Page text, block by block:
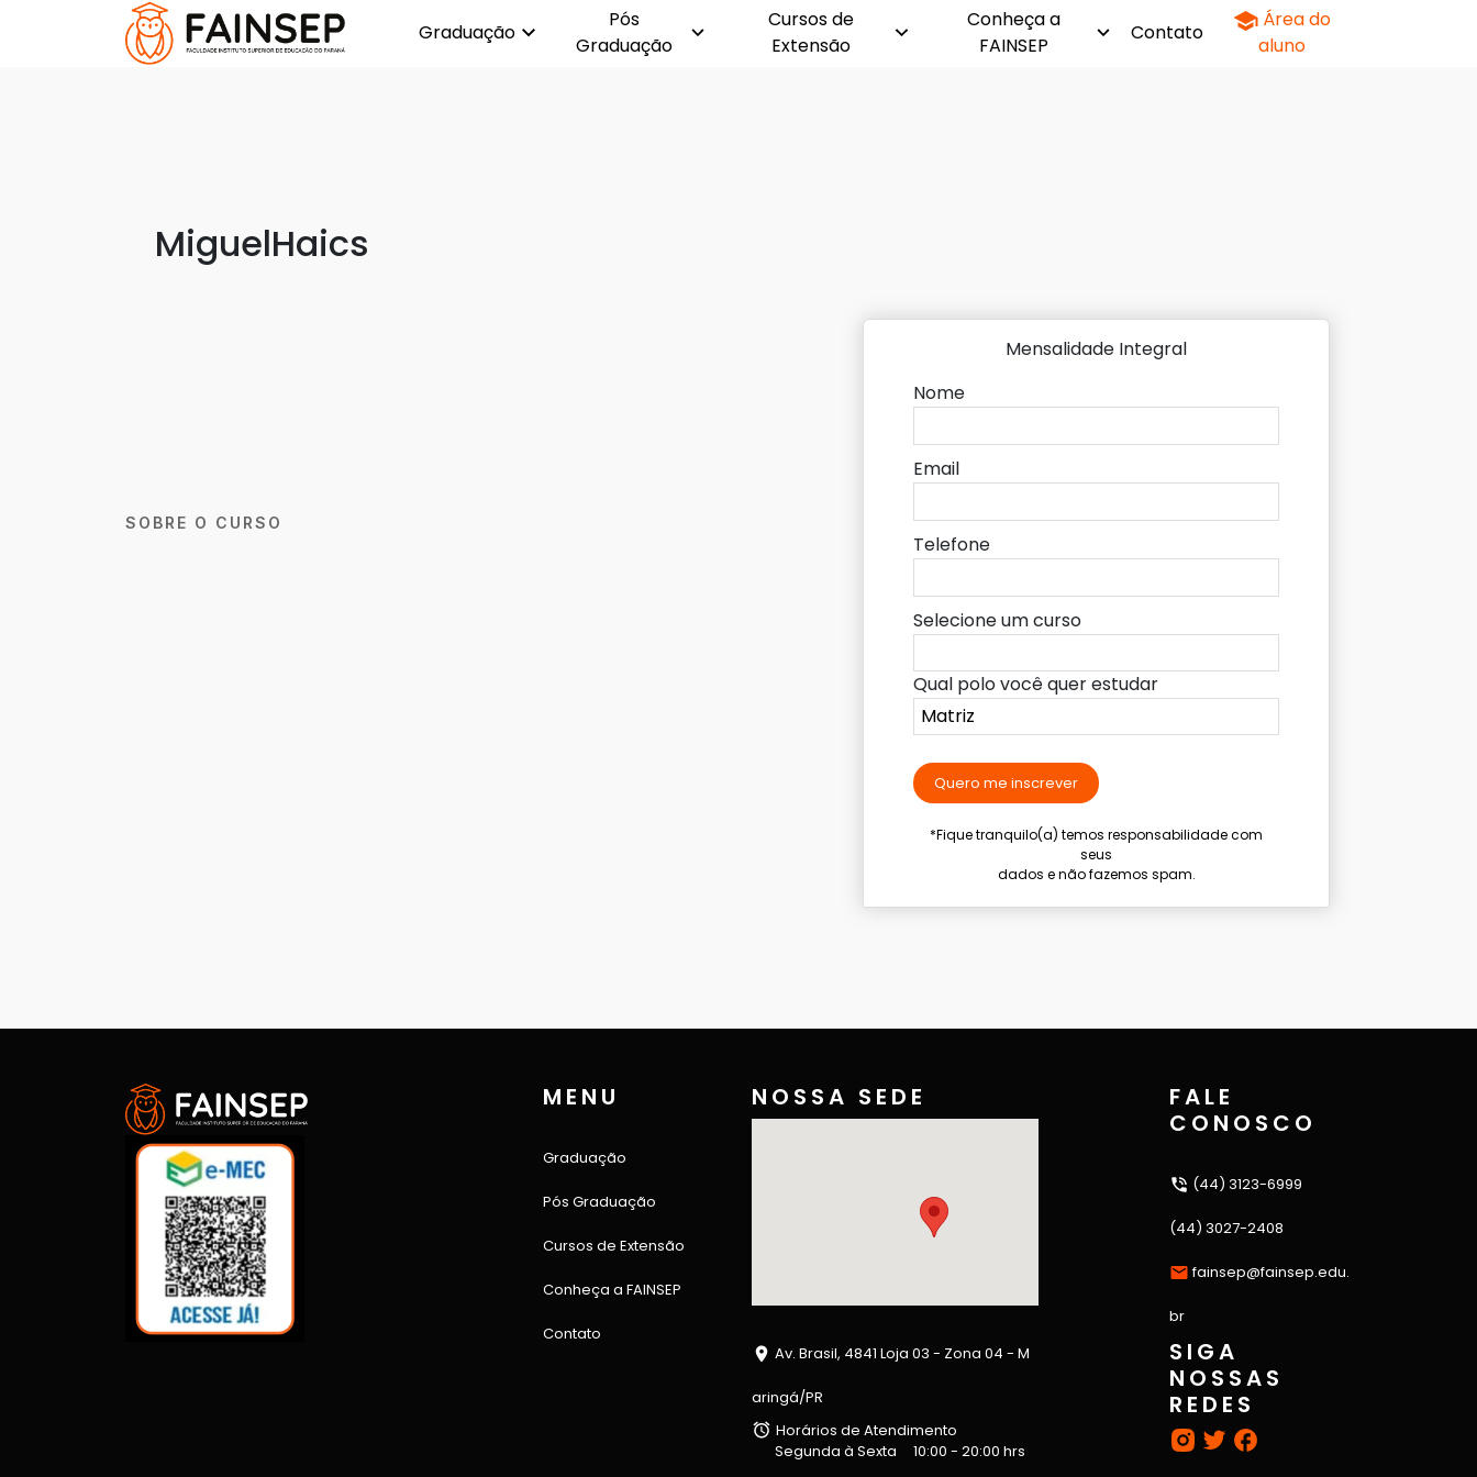
Graduação
Pós
Graduação
Cursos de
Extensão
Conheça a
FAINSEP
Contato
Área do
aluno
MiguelHaics
SOBRE O CURSO
Mensalidade Integral
Nome
Email
Telefone
Selecione um curso
Qual polo você quer estudar
Quero me inscrever
*Fique tranquilo(a) temos responsabilidade com
seus
dados e não fazemos spam.
MENU
Graduação
Pós Graduação
Cursos de Extensão
Conheça a FAINSEP
Contato
NOSSA SEDE
Av. Brasil, 4841 Loja 03 - Zona 04 - M
aringá/PR
Horários de Atendimento
Segunda à Sexta
10:00 - 20:00 hrs
FALE
CONOSCO
(44) 3123-6999
(44) 3027-2408
fainsep@fainsep.edu.
br
SIGA
NOSSAS
REDES